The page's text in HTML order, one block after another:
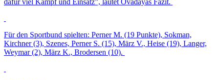
Für den Sportbund spielten: Perner M. (19 Punkte), Sokman,
Kirchner (3), Szenes, Perner S. (15), März V., Heise (19), Langer,
Weymar (2), März K., Brodersen (10).